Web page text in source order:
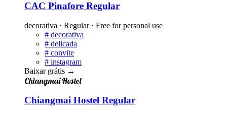
CAC Pinafore Regular
decorativa · Regular · Free for personal use
# decorativa
# delicada
# convite
# instagram
Baixar grátis →
Chiangmai Hostel
Chiangmai Hostel Regular